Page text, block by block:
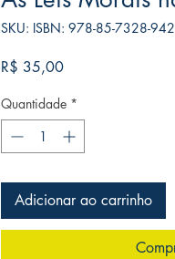
SKU: ISBN: 978-85-7328-
R$ 35,00Preço
Quantidade *
Adicionar ao carrinho